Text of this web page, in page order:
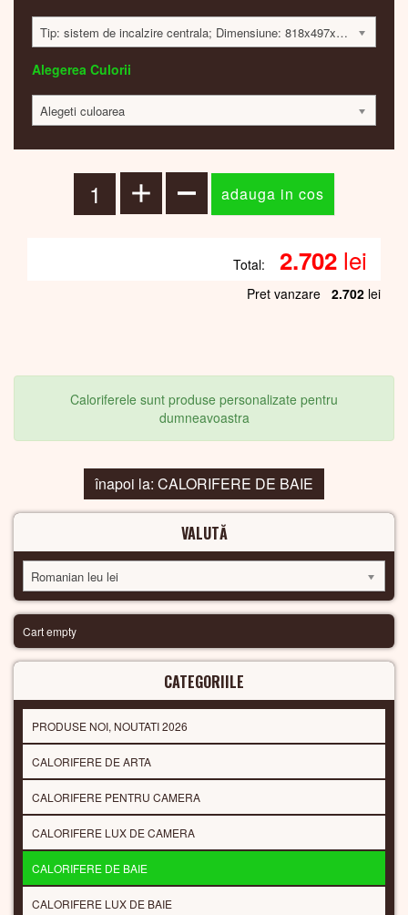
Tip: sistem de incalzire centrala; Dimensiune: 818x497x40 mm; 366 Watt; 2692 lei
Alegerea Culorii
Alegeti culoarea
Total: 2.702 lei
Pret vanzare 2.702 lei
Caloriferele sunt produse personalizate pentru
dumneavoastra
înapoi la: CALORIFERE DE BAIE
VALUTĂ
Romanian leu lei
Cart empty
CATEGORIILE
PRODUSE NOI, NOUTATI 2026
CALORIFERE DE ARTA
CALORIFERE PENTRU CAMERA
CALORIFERE LUX DE CAMERA
CALORIFERE DE BAIE
CALORIFERE LUX DE BAIE